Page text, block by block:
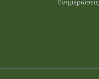
Ενημερώσεις